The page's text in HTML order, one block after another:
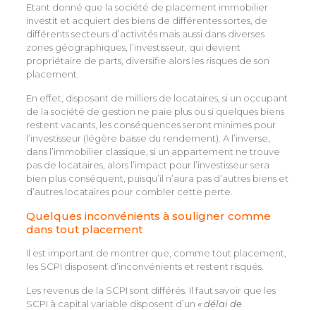
Etant donné que la société de placement immobilier
investit et acquiert des biens de différentes sortes, de
différents secteurs d’activités mais aussi dans diverses
zones géographiques, l’investisseur, qui devient
propriétaire de parts, diversifie alors les risques de son
placement.
En effet, disposant de milliers de locataires, si un occupant
de la société de gestion ne paie plus ou si quelques biens
restent vacants, les conséquences seront minimes pour
l’investisseur (légère baisse du rendement). A l’inverse,
dans l’immobilier classique, si un appartement ne trouve
pas de locataires, alors l’impact pour l’investisseur sera
bien plus conséquent, puisqu’il n’aura pas d’autres biens et
d’autres locataires pour combler cette perte.
Quelques inconvénients à souligner comme
dans tout placement
Il est important de montrer que, comme tout placement,
les SCPI disposent d’inconvénients et restent risqués.
Les revenus de la SCPI sont différés. Il faut savoir que les
SCPI à capital variable disposent d’un « délai de